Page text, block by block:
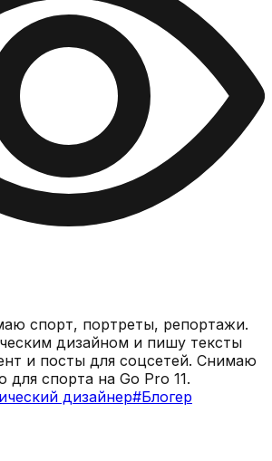
спорт, портреты, репортажи.
дизайном и пишу тексты
и посты для соцсетей. Снимаю
спорта на Go Pro 11.
дизайнер#Блогер